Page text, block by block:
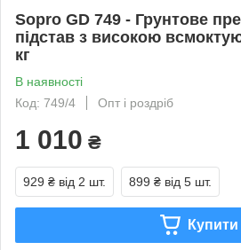
Sopro GD 749 - Грунтове
підстав з високою
кг
В наявності
Код: 749/4
Опт і роздріб
1 010 ₴
929 ₴ від 2 шт. 899 ₴ від 5 шт.
Купити